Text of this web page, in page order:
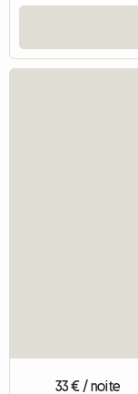
33 € / noite